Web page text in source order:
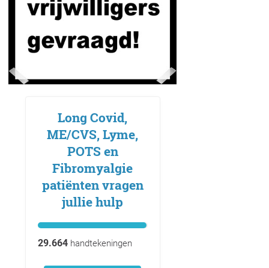
Long Covid,
ME/CVS, Lyme,
POTS en
Fibromyalgie
patiënten vragen
jullie hulp
29.664handtekeningen